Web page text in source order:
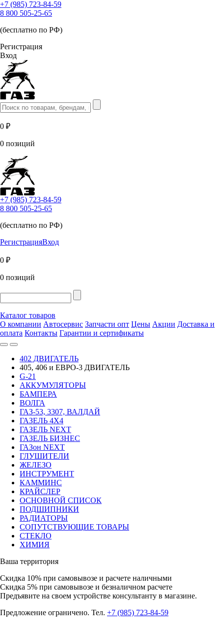
+7 (985) 723-84-59
8 800 505-25-65
(бесплатно по РФ)
Регистрация
Вход
0 ₽
0 позиций
+7 (985) 723-84-59
8 800 505-25-65
(бесплатно по РФ)
РегистрацияВход
0 ₽
0 позиций
Каталог товаров
О компании Автосервис Запчасти опт Цены Акции Доставка и
оплата Контакты Гарантии и сертификаты
402 ДВИГАТЕЛЬ
405, 406 и ЕВРО-3 ДВИГАТЕЛЬ
G-21
АККУМУЛЯТОРЫ
БАМПЕРА
ВОЛГА
ГАЗ-53, 3307, ВАЛДАЙ
ГАЗЕЛЬ 4Х4
ГАЗЕЛЬ NEXT
ГАЗЕЛЬ БИЗНЕС
ГАЗон NEXT
ГЛУШИТЕЛИ
ЖЕЛЕЗО
ИНСТРУМЕНТ
КАММИНС
КРАЙСЛЕР
ОСНОВНОЙ СПИСОК
ПОДШИПНИКИ
РАДИАТОРЫ
СОПУТСТВУЮЩИЕ ТОВАРЫ
СТЕКЛО
ХИМИЯ
Ваша территория
Скидка 10% при самовывозе и расчете наличными
Скидка 5% при самовывозе и безналичном расчете
Предъявите на своем устройстве консультанту в магазине.
Предложение ограничено. Тел. +7 (985) 723-84-59